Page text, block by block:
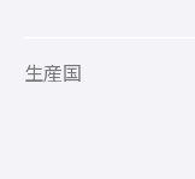
生産国